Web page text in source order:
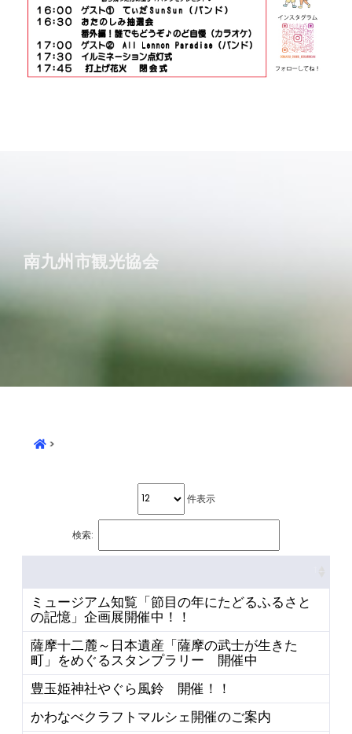
南九州市観光協会
>
件表示
検索:
ミュージアム知覧「節目の年にたどるふるさと
の記憶」企画展開催中！！
薩摩十二麓～日本遺産「薩摩の武士が生きた
町」をめぐるスタンプラリー 開催中
豊玉姫神社やぐら風鈴 開催！！
かわなべクラフトマルシェ開催のご案内